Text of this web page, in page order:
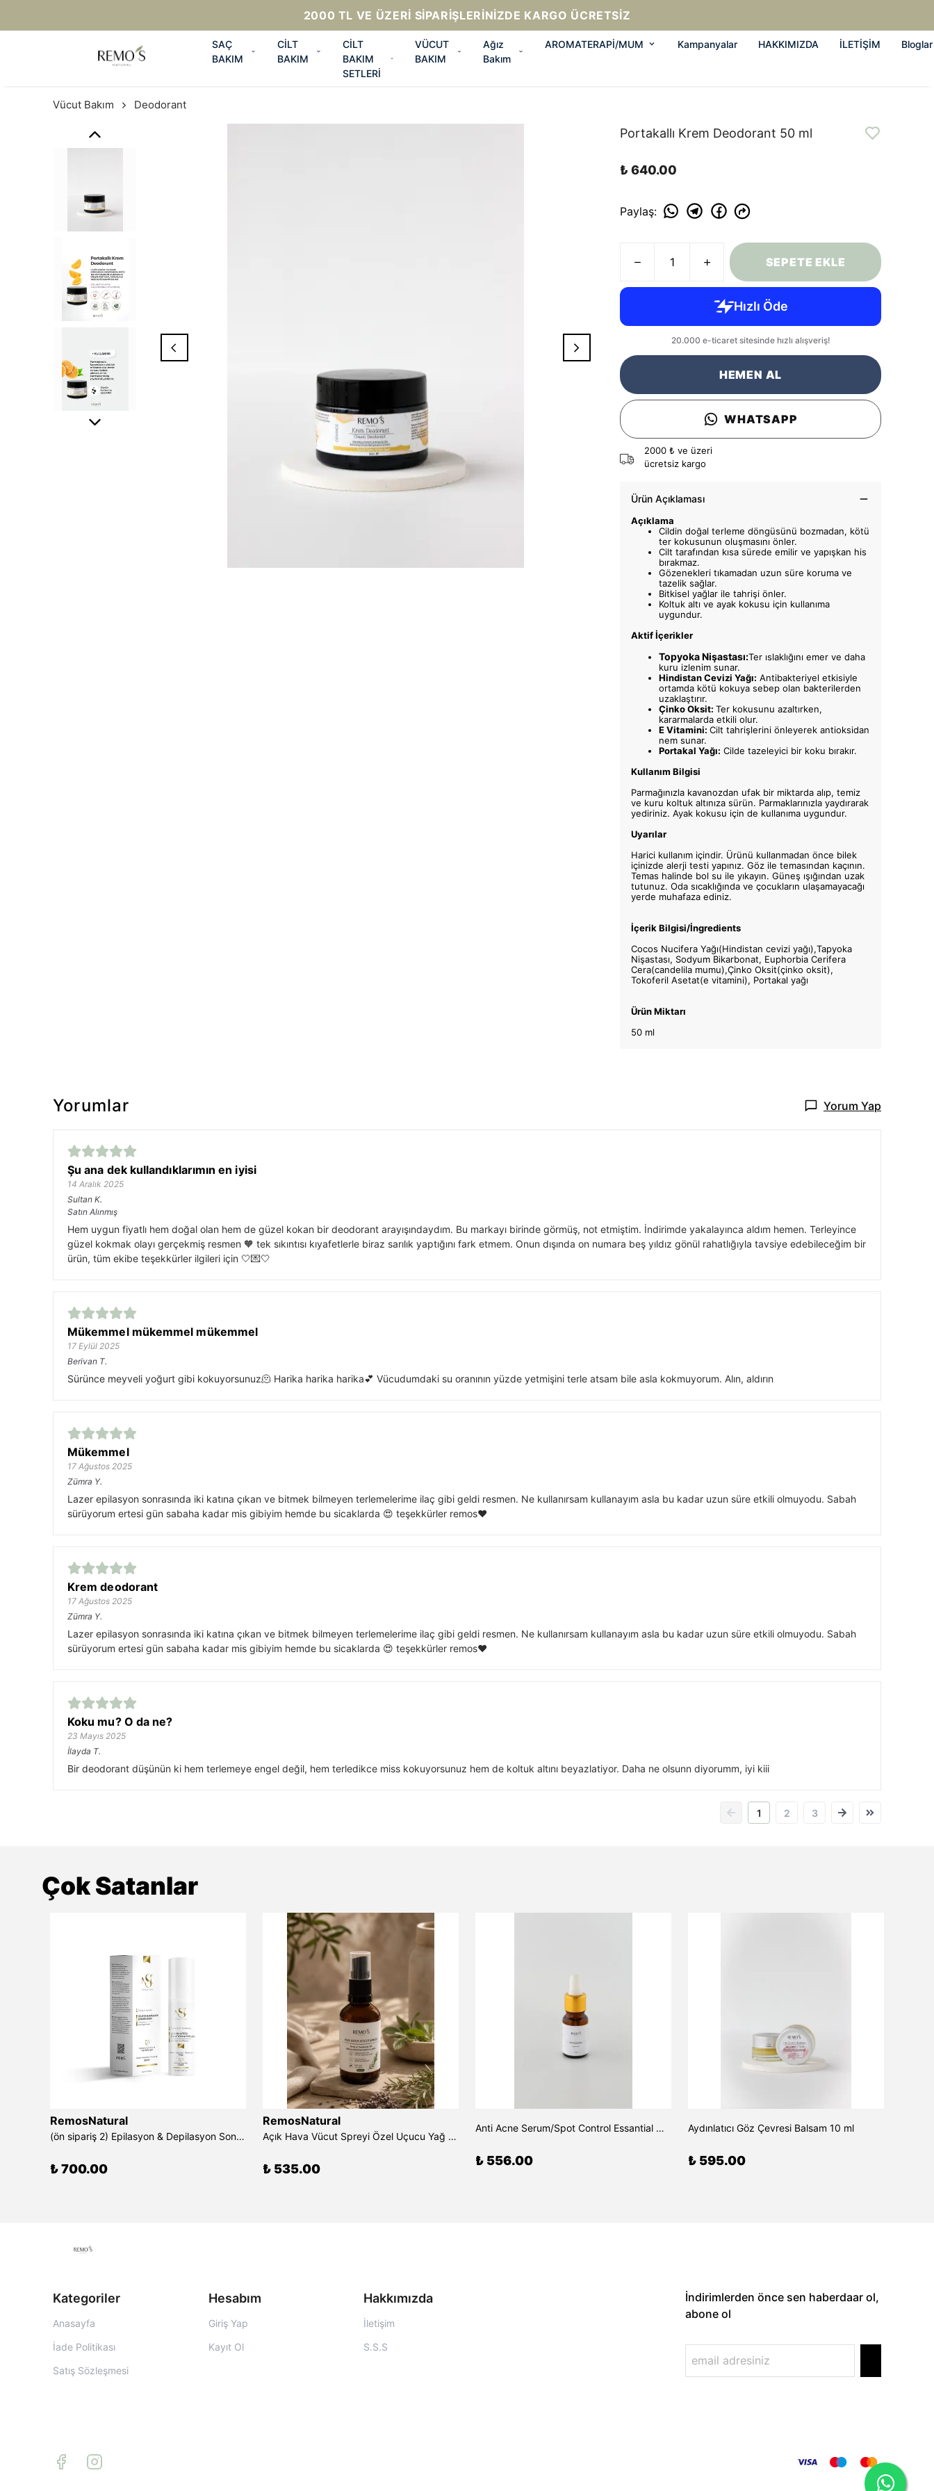
2000 TL VE ÜZERI SIPARIŞLERINIZDE KARGO ÜCRETSIZ
SAÇ
BAKIM
CİLT
BAKIM
CİLT
BAKIM
SETLERİ
VÜCUT
BAKIM
Ağız
Bakım
AROMATERAPİ/MUM Kampanyalar HAKKIMIZDA İLETİŞİM Bloglar
Vücut Bakım Deodorant
Portakallı Krem Deodorant 50 ml
₺ 640.00
Paylaş:
SEPETE EKLE
HEMEN AL
WHATSAPP
2000 ₺ ve üzeri
ücretsiz kargo
Ürün Açıklaması
Açıklama
Cildin doğal terleme döngüsünü bozmadan, kötü
ter kokusunun oluşmasını önler.
Cilt tarafından kısa sürede emilir ve yapışkan his
bırakmaz.
Gözenekleri tıkamadan uzun süre koruma ve
tazelik sağlar.
Bitkisel yağlar ile tahrişi önler.
Koltuk altı ve ayak kokusu için kullanıma
uygundur.
Aktif İçerikler
Topyoka Nişastası:Ter ıslaklığını emer ve daha
kuru izlenim sunar.
Hindistan Cevizi Yağı: Antibakteriyel etkisiyle
ortamda kötü kokuya sebep olan bakterilerden
uzaklaştırır.
Çinko Oksit: Ter kokusunu azaltırken,
kararmalarda etkili olur.
E Vitamini: Cilt tahrişlerini önleyerek antioksidan
nem sunar.
Portakal Yağı: Cilde tazeleyici bir koku bırakır.
Kullanım Bilgisi
Parmağınızla kavanozdan ufak bir miktarda alıp, temiz
ve kuru koltuk altınıza sürün. Parmaklarınızla yaydırarak
yediriniz. Ayak kokusu için de kullanıma uygundur.
Uyarılar
Harici kullanım içindir. Ürünü kullanmadan önce bilek
içinizde alerji testi yapınız. Göz ile temasından kaçının.
Temas halinde bol su ile yıkayın. Güneş ışığından uzak
tutunuz. Oda sıcaklığında ve çocukların ulaşamayacağı
yerde muhafaza ediniz.
İçerik Bilgisi/İngredients
Cocos Nucifera Yağı(Hindistan cevizi yağı),Tapyoka
Nişastası, Sodyum Bikarbonat, Euphorbia Cerifera
Cera(candelila mumu),Çinko Oksit(çinko oksit),
Tokoferil Asetat(e vitamini), Portakal yağı
Ürün Miktarı
50 ml
Yorumlar Yorum Yap
Şu ana dek kullandıklarımın en iyisi
14 Aralık 2025
Sultan K.
Satın Alınmış
Hem uygun fiyatlı hem doğal olan hem de güzel kokan bir deodorant arayışındaydım. Bu markayı birinde görmüş, not etmiştim. İndirimde yakalayınca aldım hemen. Terleyince
güzel kokmak olayı gerçekmiş resmen 🧡 tek sıkıntısı kıyafetlerle biraz sarılık yaptığını fark etmem. Onun dışında on numara beş yıldız gönül rahatlığıyla tavsiye edebileceğim bir
ürün, tüm ekibe teşekkürler ilgileri için 🤍💌🤍
Mükemmel mükemmel mükemmel
17 Eylül 2025
Berivan T.
Sürünce meyveli yoğurt gibi kokuyorsunuz🫠 Harika harika harika💕 Vücudumdaki su oranının yüzde yetmişini terle atsam bile asla kokmuyorum. Alın, aldırın
Mükemmel
17 Ağustos 2025
Zümra Y.
Lazer epilasyon sonrasında iki katına çıkan ve bitmek bilmeyen terlemelerime ilaç gibi geldi resmen. Ne kullanırsam kullanayım asla bu kadar uzun süre etkili olmuyodu. Sabah
sürüyorum ertesi gün sabaha kadar mis gibiyim hemde bu sicaklarda 😍 teşekkürler remos❤️
Krem deodorant
17 Ağustos 2025
Zümra Y.
Lazer epilasyon sonrasında iki katına çıkan ve bitmek bilmeyen terlemelerime ilaç gibi geldi resmen. Ne kullanırsam kullanayım asla bu kadar uzun süre etkili olmuyodu. Sabah
sürüyorum ertesi gün sabaha kadar mis gibiyim hemde bu sicaklarda 😍 teşekkürler remos❤️
Koku mu? O da ne?
23 Mayıs 2025
İlayda T.
Bir deodorant düşünün ki hem terlemeye engel değil, hem terledikce miss kokuyorsunuz hem de koltuk altını beyazlatiyor. Daha ne olsunn diyorumm, iyi kiii
1 2 3
Çok Satanlar
RemosNatural
(ön sipariş 2) Epilasyon & Depilasyon Sonrası Tüy Azaltıcı Losyon 100 ml
₺ 700.00
RemosNatural
Açık Hava Vücut Spreyi Özel Uçucu Yağ Mix Zenginleştirilmiş 50 ml
₺ 535.00
Anti Acne Serum/Spot Control Essantial Mix 10 ml
₺ 556.00
Aydınlatıcı Göz Çevresi Balsam 10 ml
₺ 595.00
Kategoriler
Anasayfa
İade Politikası
Satış Sözleşmesi
Hesabım
Giriş Yap
Kayıt Ol
Hakkımızda
İletişim
S.S.S
İndirimlerden önce sen haberdaar ol,
abone ol